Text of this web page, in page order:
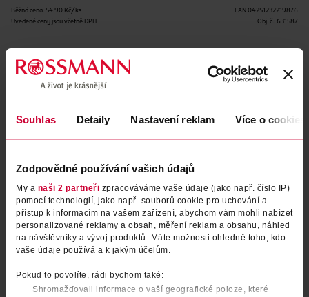
Souhlas Detaily Nastavení reklam Více o cookies
Zodpovědné používání vašich údajů
My a naši 2 partneři zpracováváme vaše údaje (jako např. číslo IP)
pomocí technologií, jako např. souborů cookie pro uchování a
přístup k informacím na vašem zařízení, abychom vám mohli nabízet
personalizované reklamy a obsah, měření reklam a obsahu, náhled
na návštěvníky a vývoj produktů. Máte možnosti ohledně toho, kdo
vaše údaje používá a k jakým účelům.
Pokud to povolíte, rádi bychom také:
Shromažďovali informace o vaší geografické poloze, které
Běžná cena: 54.90 Kč/ks
Uvedené ceny jsou včetně DPH
EAN 04251232219876
Obj. č.: 631587
Podobné produkty
Korektor Coverstick 20 Matt
Sand
essence 1 ks
54.90 Kč
Korektor Coverstick 30 Matt
Honey
54.90 Kč